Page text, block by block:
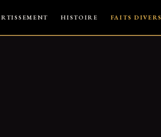
HISTOIRE FAITS DIVERS